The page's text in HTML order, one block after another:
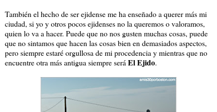
También el hecho de ser ejidense me ha enseñado a querer más mi
ciudad, si yo y otros pocos ejidenses no la queremos o valoramos,
quien lo va a hacer. Puede que no nos gusten muchas cosas, puede
que no sintamos que hacen las cosas bien en demasiados aspectos,
pero siempre estaré orgullosa de mi procedencia y mientras que no
encuentre otra más antigua siempre será El Ejido.